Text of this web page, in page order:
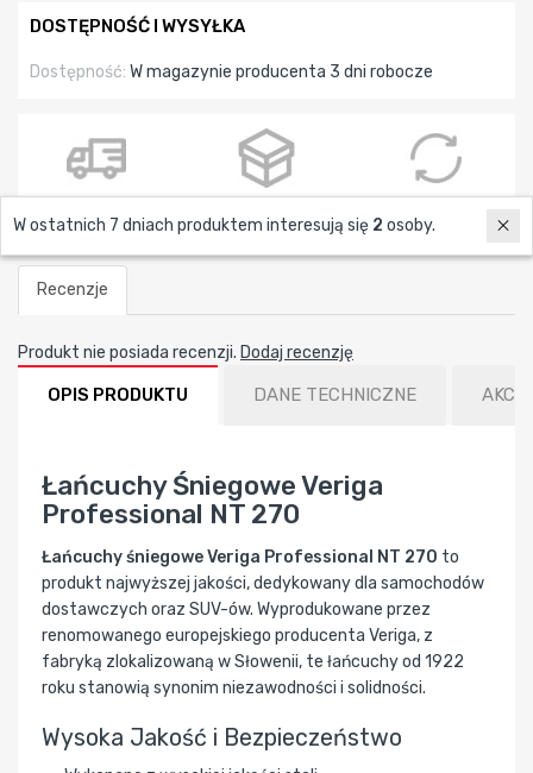
DOSTĘPNOŚĆ I WYSYŁKA
Dostępność: W magazynie producenta 3 dni robocze
OD 299 ZŁ
14 DNI
Recenzje
Produkt nie posiada recenzji. Dodaj recenzję
OPIS PRODUKTU DANE TECHNICZNE
Łańcuchy Śniegowe Veriga
Professional NT 270
Łańcuchy śniegowe Veriga Professional NT 270 to
produkt najwyższej jakości, dedykowany dla samochodów
dostawczych oraz SUV-ów. Wyprodukowane przez
renomowanego europejskiego producenta Veriga, z
fabryką zlokalizowaną w Słowenii, te łańcuchy od 1922
roku stanowią synonim niezawodności i solidności.
Wysoka Jakość i Bezpieczeństwo
W ostatnich 7 dniach produktem interesują się 2 osoby.